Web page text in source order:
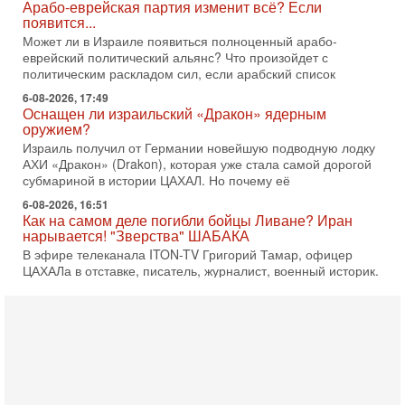
Может ли в Израиле появиться полноценный арабо-
еврейский политический альянс? Что произойдет с
политическим раскладом сил, если арабский список
6-08-2026, 17:49
Оснащен ли израильский «Дракон» ядерным
оружием?
Израиль получил от Германии новейшую подводную лодку
АХИ «Дракон» (Drakon), которая уже стала самой дорогой
субмариной в истории ЦАХАЛ. Но почему её
6-08-2026, 16:51
Как на самом деле погибли бойцы Ливане? Иран
нарывается! "Зверства" ШАБАКА
В эфире телеканала ITON-TV Григорий Тамар, офицер
ЦАХАЛа в отставке, писатель, журналист, военный историк.
Ведет программу Александр Гур-Арье.